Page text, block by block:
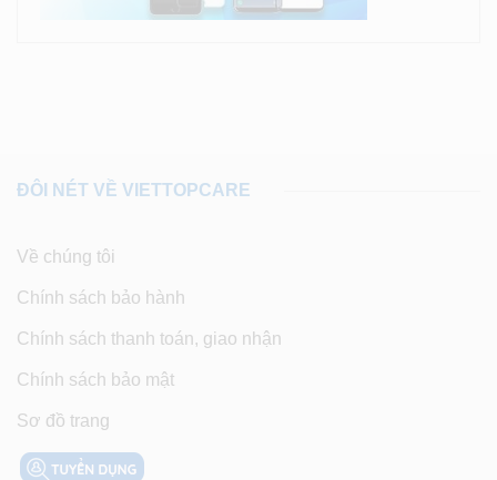
ĐÔI NÉT VỀ VIETTOPCARE
Về chúng tôi
Chính sách bảo hành
Chính sách thanh toán, giao nhận
Chính sách bảo mật
Sơ đồ trang